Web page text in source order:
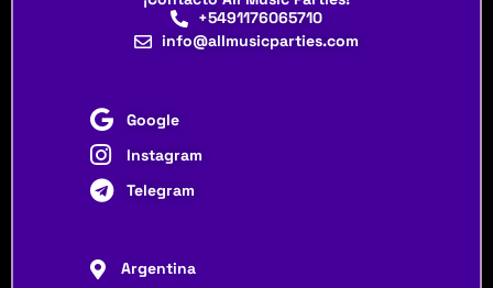
+5491176065710
info@allmusicparties.com
Google
Instagram
Telegram
Argentina